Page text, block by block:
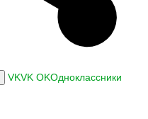
VKVK OKОдноклассники